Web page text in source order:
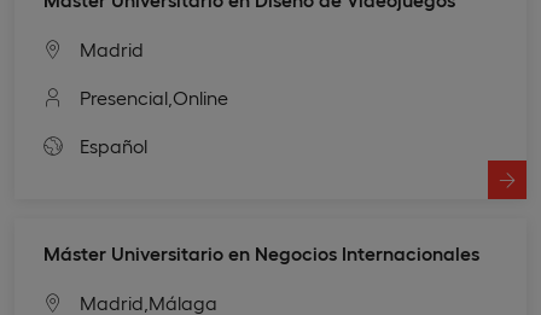
Madrid
Presencial, Online
Español
Máster Universitario en Negocios Internacionales
Madrid, Málaga